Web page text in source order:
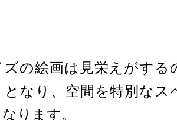
ズの絵画は見栄えがする
となり、空間を特別なス
ります。